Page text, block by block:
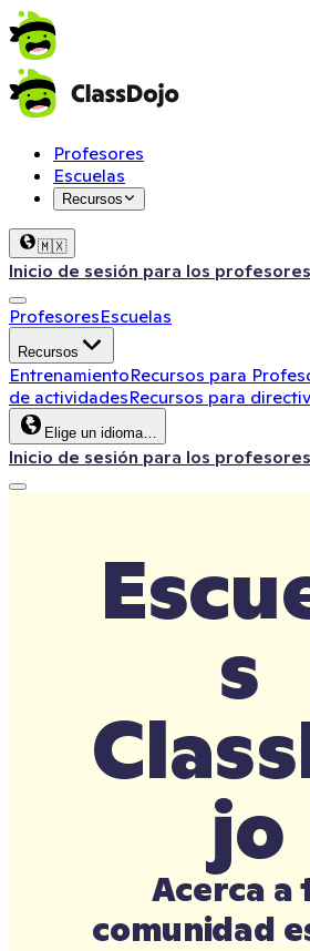
Profesores
Escuelas
Recursos
🇲🇽
Inicio de sesión para los profesores
ProfesoresEscuelas
Recursos
EntrenamientoRecursos para
de actividadesRecursos para
Elige un idioma…
Inicio de sesión para los profesores
s
jo
Acerca a
comunidad